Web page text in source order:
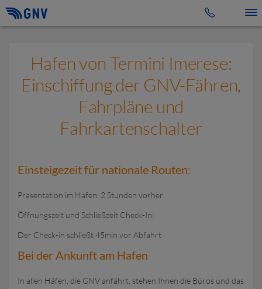
Hafen von Termini Imerese:
Einschiffung der GNV-Fähren,
Fahrpläne und
Fahrkartenschalter
Einsteigezeit für nationale Routen:
Präsentation im Hafen: 2 Stunden vorher
Öffnungszeit und Schließzeit Check-In:
Der Check-in schließt 45min vor Abfahrt
Bei der Ankunft am Hafen
In allen Häfen, die GNV anfährt, stehen Ihnen die Büros und das